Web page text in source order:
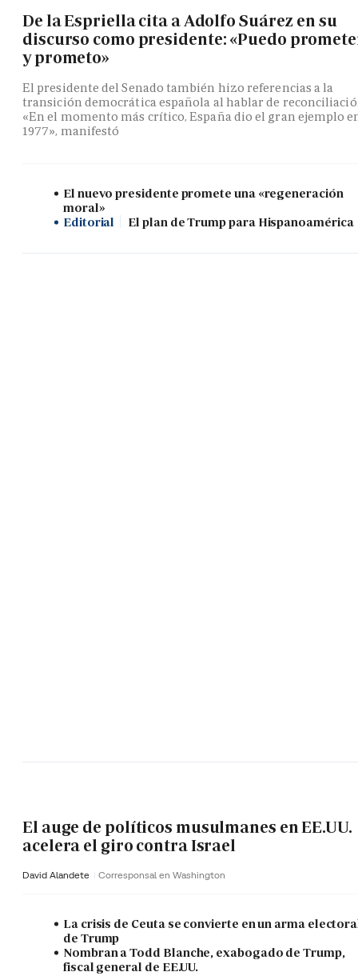
De la Espriella cita a Adolfo Suárez en su
discurso como presidente: «Puedo
y prometo»
El presidente del Senado también hizo referencias a la
transición democrática española al hablar de
«En el momento más crítico, España dio el gran ejemplo
1977», manifestó
El nuevo presidente promete una «regeneración
moral»
Editorial
El plan de Trump para Hispanoamérica
El auge de políticos musulmanes en EE.UU.
acelera el giro contra Israel
David Alandete Corresponsal en Washington
La crisis de Ceuta se convierte en un arma
de Trump
Nombran a Todd Blanche, exabogado de Trump,
fiscal general de EE.UU.